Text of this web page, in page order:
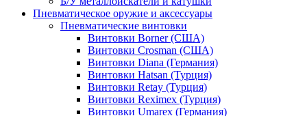
Пневматическое оружие и аксессуары
Пневматические винтовки
Винтовки Borner (США)
Винтовки Crosman (США)
Винтовки Diana (Германия)
Винтовки Hatsan (Турция)
Винтовки Retay (Турция)
Винтовки Reximex (Турция)
Винтовки Umarex (Германия)